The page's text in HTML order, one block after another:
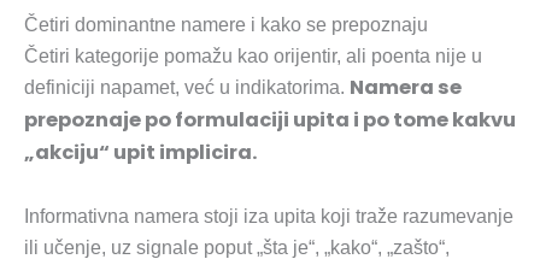
Četiri dominantne namere i kako se prepoznaju
Četiri kategorije pomažu kao orijentir, ali poenta nije u
definiciji napamet, već u indikatorima. Namera se
prepoznaje po formulaciji upita i po tome kakvu
„akciju“ upit implicira.
Informativna namera stoji iza upita koji traže razumevanje
ili učenje, uz signale poput „šta je“, „kako“, „zašto“,